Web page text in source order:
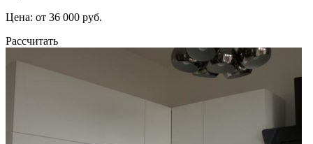
Цена: от 36 000 руб.
Рассчитать